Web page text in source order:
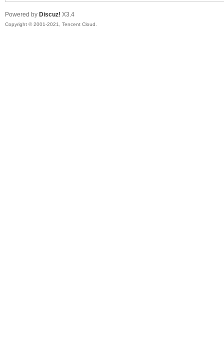
窝
Powered by Discuz! X3.4
Copyright © 2001-2021, Tencent Cloud.